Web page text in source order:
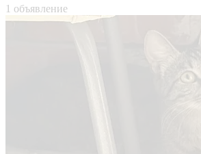
1 объявление